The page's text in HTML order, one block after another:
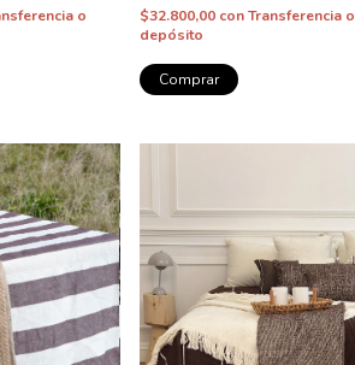
o
$32.800,00 con Transferencia o
depósito
Comprar